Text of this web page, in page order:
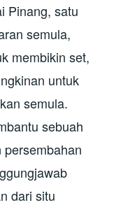
Pinang, satu
semula,
membikin set,
untuk
semula.
sebuah
dari situ